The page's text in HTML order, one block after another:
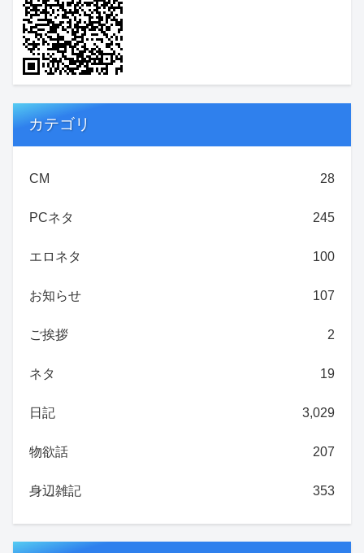
カテゴリ
CM 28
PCネタ 245
エロネタ 100
お知らせ 107
ご挨拶 2
ネタ 19
日記 3,029
物欲話 207
身辺雑記 353